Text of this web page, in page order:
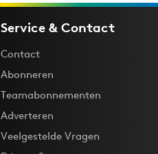
Service & Contact
Contact
Abonneren
Teamabonnementen
Adverteren
Veelgestelde Vragen